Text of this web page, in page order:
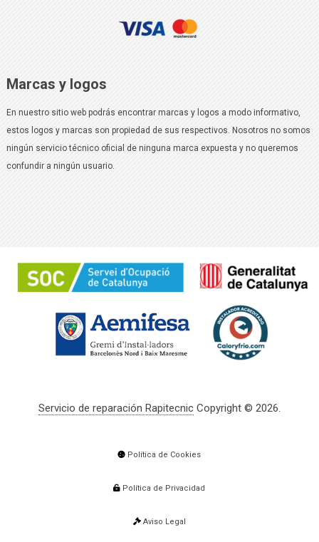
Marcas y logos
En nuestro sitio web podrás encontrar marcas y logos a modo informativo,
estos logos y marcas son propiedad de sus respectivos. Nosotros no somos
ningún servicio técnico oficial de ninguna marca expuesta y no queremos
confundir a ningún usuario.
Servicio de reparación RapitecnicCopyright © 2026.
Política de Cookies
Política de Privacidad
Aviso Legal